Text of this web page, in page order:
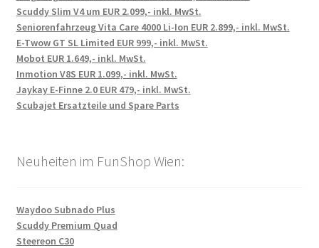
Scuddy Slim V4 um EUR 2.099,- inkl. MwSt.
Seniorenfahrzeug Vita Care 4000 Li-Ion EUR 2.899,- inkl. MwSt.
E-Twow GT SL Limited EUR 999,- inkl. MwSt.
Mobot EUR 1.649,- inkl. MwSt.
Inmotion V8S EUR 1.099,- inkl. MwSt.
Jaykay E-Finne 2.0 EUR 479,- inkl. MwSt.
Scubajet Ersatzteile und Spare Parts
Neuheiten im FunShop Wien:
Waydoo Subnado Plus
Scuddy Premium Quad
Steereon C30